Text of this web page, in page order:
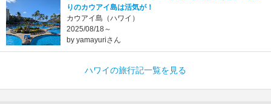
りのカウアイ島は活気が！
カウアイ島（ハワイ）
2025/08/18～
by yamayuriさん
ハワイの旅行記一覧を見る